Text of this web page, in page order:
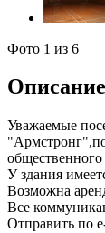
Фото 1 из 6
Уважаемые
общественного
У здания
Возможна
Все
Отправить по